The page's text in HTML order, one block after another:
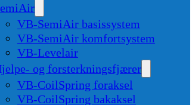
VB-SemiAir basissystem
VB-SemiAir komfortsystem
VB-Levelair
og forsterkningsfjærer
VB-CoilSpring foraksel
VB-CoilSpring bakaksel